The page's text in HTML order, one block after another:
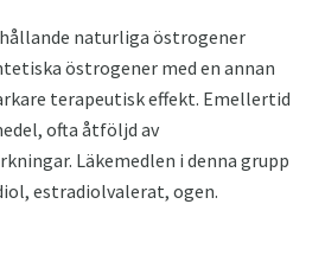
naturliga östrogener
östrogener med en annan
terapeutisk effekt. Emellertid
ofta åtföljd av
Läkemedlen i denna grupp
estradiolvalerat, ogen.